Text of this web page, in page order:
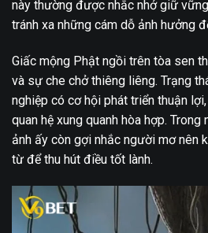
này thường được nhắc nhở giữ
tránh xa những cám dỗ ảnh hưởng
Giấc mộng Phật ngồi trên tòa sen
và sự che chở thiêng liêng. Trạng
nghiệp có cơ hội phát triển thuận
quan hệ xung quanh hòa hợp. Trong
ảnh ấy còn gợi nhắc người mơ nên
từ để thu hút điều tốt lành.